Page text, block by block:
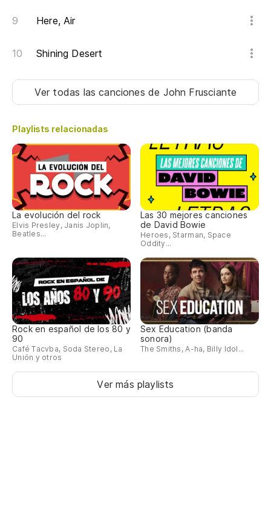
Here, Air
Shining Desert
Ver todas las cancionesde John Frusciante
Playlists relacionadas
La evolución del rock
Elvis Presley, Janis Joplin,
Beatles...
Las 30 mejores canciones
de David Bowie
Heroes, Starman, Space
Oddity...
Rock en español de los 80 y
90
Café Tacvba, Soda Stereo, La
Unión y otros
Sex Education (banda
sonora)
The Smiths, A-ha, Billy Idol...
Ver más playlists